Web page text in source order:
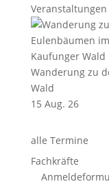
Veranstaltungen
Wanderung zu
Wald
15 Aug. 26
alle Termine
Fachkräfte